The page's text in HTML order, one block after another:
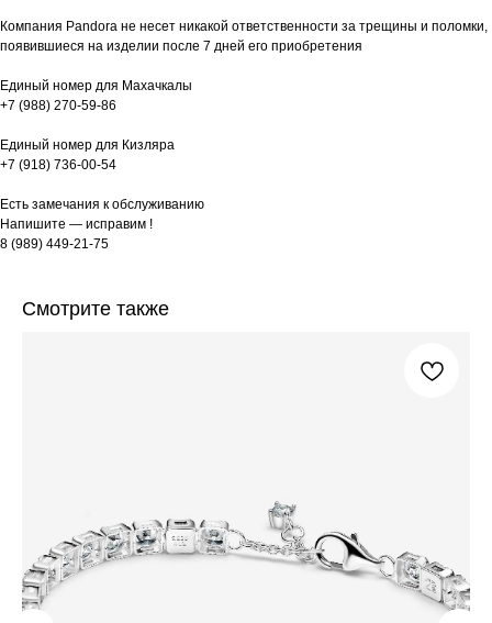
Компания Pandora не несет никакой ответственности за трещины и поломки,
появившиеся на изделии после 7 дней его приобретения
Единый номер для Махачкалы
+7 (988) 270-59-86
Единый номер для Кизляра
+7 (918) 736-00-54
Есть замечания к обслуживанию
Напишите — исправим !
8 (989) 449-21-75
Смотрите также